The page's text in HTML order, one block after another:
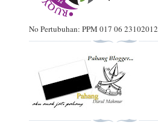
No Pertubuhan: PPM 017 06 23102012